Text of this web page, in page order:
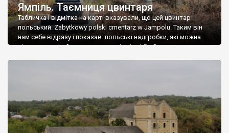
Ямпіль. Таємниця цвинтаря
Табличка і відмітка на карті вказували, що цей цвинтар
польський. Zabytkowy polski cmentarz w Jampolu. Таким він
нам себе відразу і показав: польські надгробки, які можна
віднести до фабричних, польські епітафії… Загалом цвинтар